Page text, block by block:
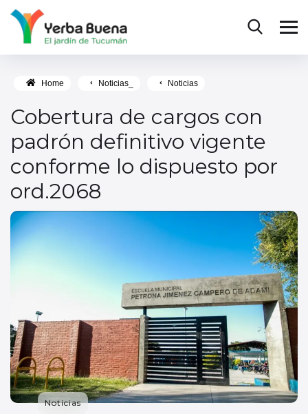
Home Noticias_ Noticias
Cobertura de cargos con
padrón definitivo vigente
conforme lo dispuesto por
ord.2068
Noticias